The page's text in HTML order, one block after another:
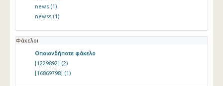
news (1)
newss (1)
Φάκελοι
Οποιονδήποτε φάκελο
[1229892]
(2)
[16869798]
(1)